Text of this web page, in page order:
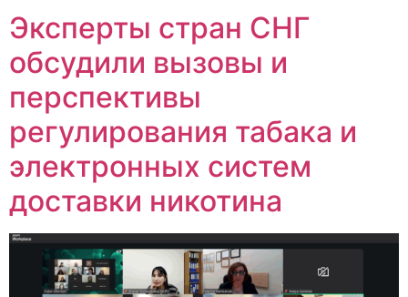
Эксперты стран СНГ
обсудили вызовы и
перспективы
регулирования табака и
электронных систем
доставки никотина